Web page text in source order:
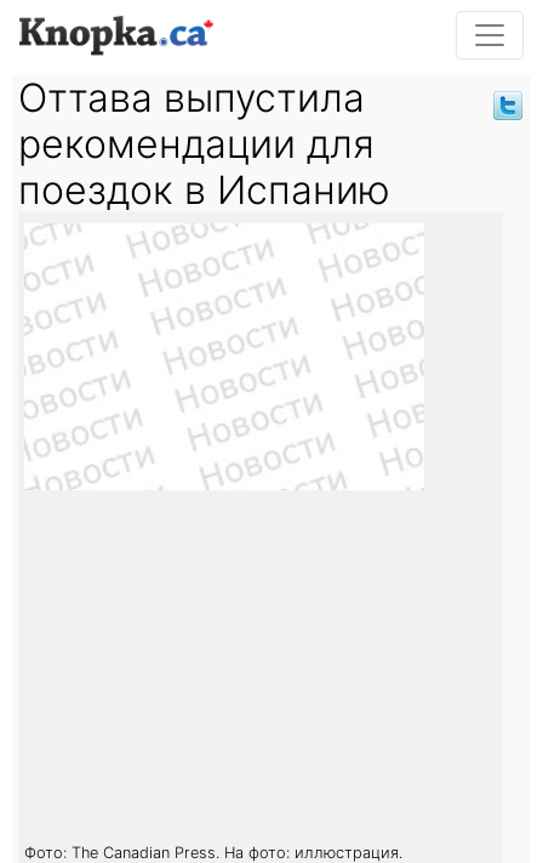
Оттава выпустила
рекомендации для
поездок в Испанию
Фото: The Canadian Press. На фото: иллюстрация.